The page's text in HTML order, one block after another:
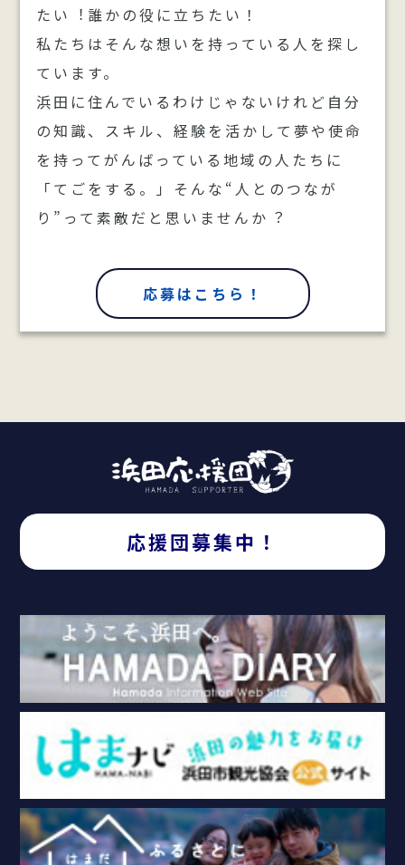
たい︕誰かの役に⽴ちたい！
私たちはそんな想いを持っている人を探し
ています。
浜田に住んでいるわけじゃないけれど自分
の知識、スキル、経験を活かして夢や使命
を持ってがんばっている地域の人たちに
「てごをする。」そんな“人とのつなが
り”って素敵だと思いませんか︖
応募はこちら！
応援団募集中！